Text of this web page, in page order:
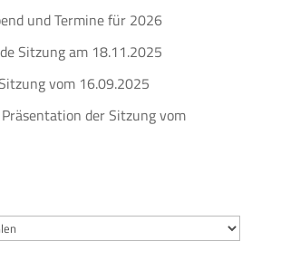
und Termine für 2026
Sitzung am 18.11.2025
vom 16.09.2025
der Sitzung vom